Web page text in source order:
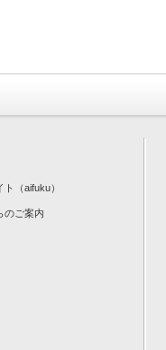
（aifuku）
のご案内